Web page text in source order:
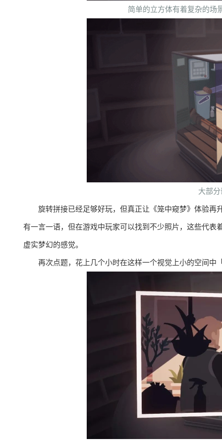
简单的立方体有着复杂的场
大部
旋转拼接已经足够好玩，但真正让《笼中窥梦》体验
有一言一语，但在游戏中玩家可以找到不少照片，这些代
虚实梦幻的感觉。
再次点题，花上几个小时在这样一个视觉上小的空间